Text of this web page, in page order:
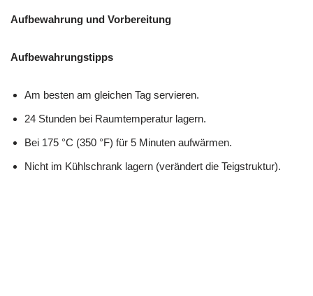
Aufbewahrung und Vorbereitung
Aufbewahrungstipps
Am besten am gleichen Tag servieren.
24 Stunden bei Raumtemperatur lagern.
Bei 175 °C (350 °F) für 5 Minuten aufwärmen.
Nicht im Kühlschrank lagern (verändert die Teigstruktur).